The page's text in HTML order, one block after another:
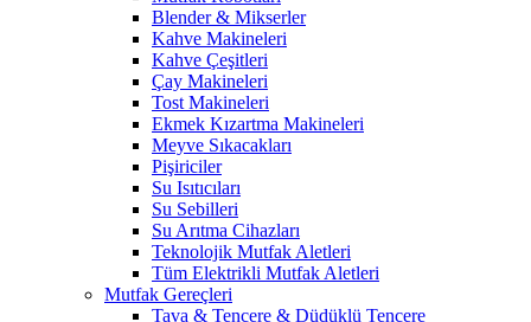
Blender & Mikserler
Kahve Makineleri
Kahve Çeşitleri
Çay Makineleri
Tost Makineleri
Ekmek Kızartma Makineleri
Meyve Sıkacakları
Pişiriciler
Su Isıtıcıları
Su Sebilleri
Su Arıtma Cihazları
Teknolojik Mutfak Aletleri
Tüm Elektrikli Mutfak Aletleri
Mutfak Gereçleri
Tava & Tencere & Düdüklü Tencere